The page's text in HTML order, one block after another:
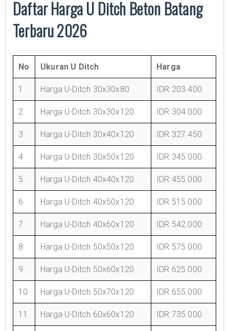
Daftar Harga U Ditch Beton Batang
Terbaru 2026
No Ukuran U Ditch Harga
1 Harga U-Ditch 30x30x80 IDR 203.400
2 Harga U-Ditch 30x30x120 IDR 304.000
3 Harga U-Ditch 30x40x120 IDR 327.450
4 Harga U-Ditch 30x50x120 IDR 345.000
5 Harga U-Ditch 40x40x120 IDR 455.000
6 Harga U-Ditch 40x50x120 IDR 515.000
7 Harga U-Ditch 40x60x120 IDR 542.000
8 Harga U-Ditch 50x50x120 IDR 575.000
9 Harga U-Ditch 50x60x120 IDR 625.000
10 Harga U-Ditch 50x70x120 IDR 655.000
11 Harga U-Ditch 60x60x120 IDR 735.000